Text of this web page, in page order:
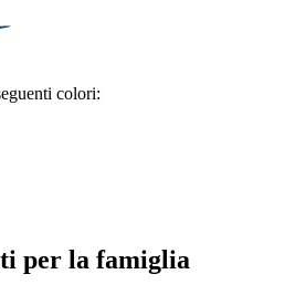
colori:
per la famiglia